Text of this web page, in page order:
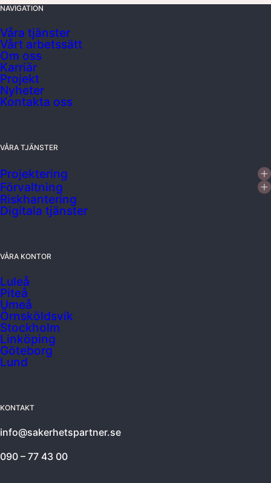
NAVIGATION
Våra tjänster
Vårt arbetssätt
Om oss
Karriär
Projekt
Nyheter
Kontakta oss
VÅRA TJÄNSTER
Projektering
Förvaltning
Riskhantering
Digitala tjänster
VÅRA KONTOR
Luleå
Piteå
Umeå
Örnsköldsvik
Stockholm
Linköping
Göteborg
Lund
KONTAKT
info@sakerhetspartner.se
090 – 77 43 00